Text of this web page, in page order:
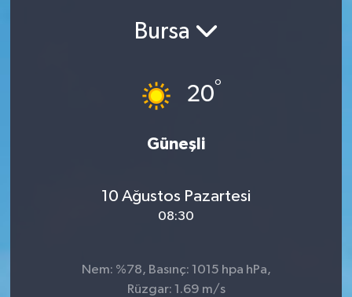
Bursa
20°
Güneşli
10 Ağustos Pazartesi
08:30
Nem: %78, Basınç: 1015 hpa hPa,
Rüzgar: 1.69 m/s